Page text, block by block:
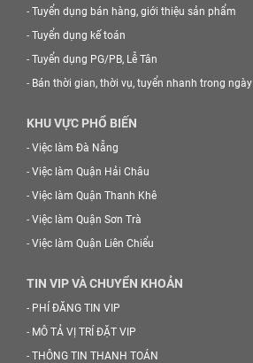
- Tuyển dụng bán hàng, giới thiệu sản phẩm
- Tuyển dụng kế toán
- Tuyển dụng PG/PB, Lễ Tân
- Bán thời gian, thời vụ, tuyển nhanh trong ngày
KHU VỰC PHỔ BIẾN
- Việc làm Đà Nẵng
- Việc làm Quận Hải Châu
- Việc làm Quận Thanh Khê
- Việc làm Quận Sơn Trà
- Việc làm Quận Liên Chiểu
TIN VIP VÀ CHUYỂN KHOẢN
- PHÍ ĐĂNG TIN VIP
- MÔ TẢ VỊ TRÍ ĐẶT VIP
- THÔNG TIN THANH TOÁN